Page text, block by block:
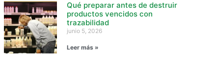
Qué preparar antes de destruir
productos vencidos con
trazabilidad
junio 5, 2026
Leer más »